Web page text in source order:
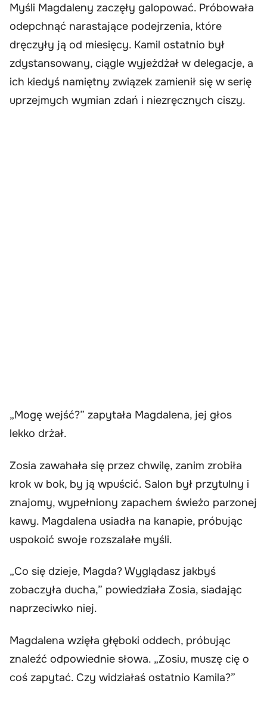
Myśli Magdaleny zaczęły galopować. Próbowała
odepchnąć narastające podejrzenia, które
dręczyły ją od miesięcy. Kamil ostatnio był
zdystansowany, ciągle wyjeżdżał w delegacje, a
ich kiedyś namiętny związek zamienił się w serię
uprzejmych wymian zdań i niezręcznych ciszy.
„Mogę wejść?” zapytała Magdalena, jej głos
lekko drżał.
Zosia zawahała się przez chwilę, zanim zrobiła
krok w bok, by ją wpuścić. Salon był przytulny i
znajomy, wypełniony zapachem świeżo parzonej
kawy. Magdalena usiadła na kanapie, próbując
uspokoić swoje rozszalałe myśli.
„Co się dzieje, Magda? Wyglądasz jakbyś
zobaczyła ducha,” powiedziała Zosia, siadając
naprzeciwko niej.
Magdalena wzięła głęboki oddech, próbując
znaleźć odpowiednie słowa. „Zosiu, muszę cię o
coś zapytać. Czy widziałaś ostatnio Kamila?”